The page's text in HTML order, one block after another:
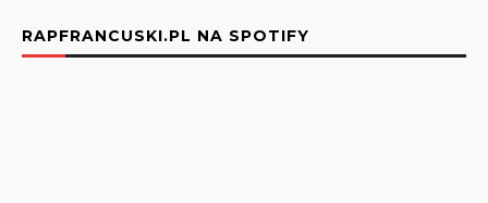
RAPFRANCUSKI.PL NA SPOTIFY